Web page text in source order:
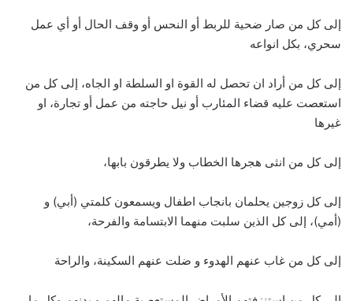
إلى كل من صار ضحية للربط أو النحس أو وقف الحال أو أي عمل
سحري، بكل انواعه
إلى كل من أراد ان تحصل له القوة او السلطة او الجاه، إلى كل من
استعصت عليه قضاء المئارب أو نيل حاجته من عمل أو تجارة، او
غيرها
إلى كل من انثى هجرها الخطاب ولا يطرقون بابها،
إلى كل زوجين يحلمان بانجاب اطفال ويسمعون كلمتي (أبي) و
(أمي)، إلى كل الذين سلبت منهما الابتسامة والفرحة،
إلى كل من غاب عنهم الهدوء و ضلت عنهم السكينة، والراحة